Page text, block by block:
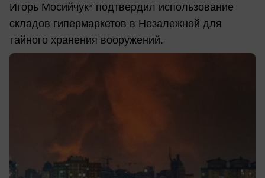
Игорь Мосийчук* подтвердил использование
складов гипермаркетов в Незалежной для
тайного хранения вооружений.